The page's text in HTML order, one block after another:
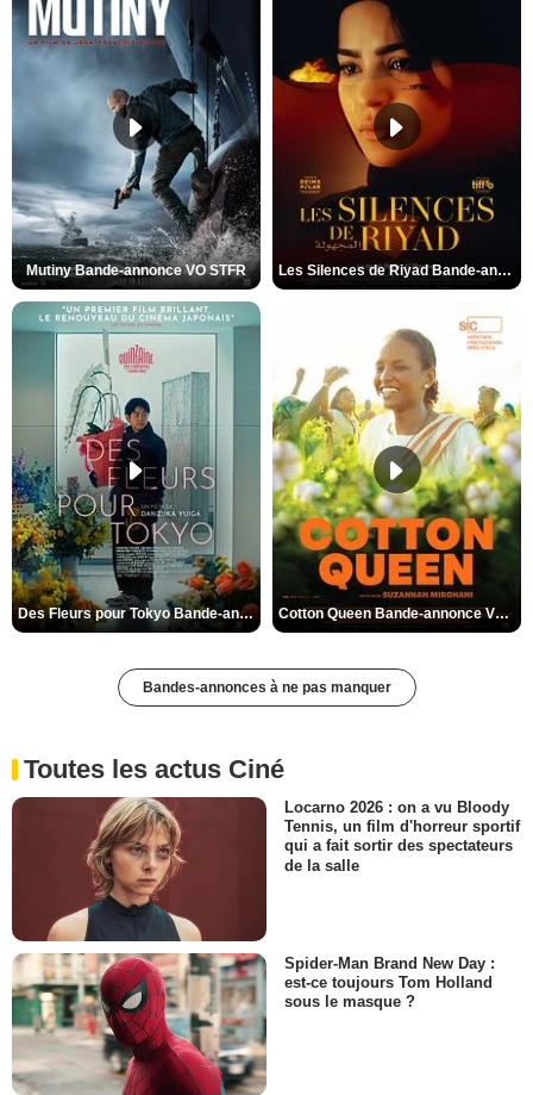
Mutiny Bande-annonce VO STFR Les Silences de Riyad Bande-annonce VO STFR
Des Fleurs pour Tokyo Bande-annonce VO STFR Cotton Queen Bande-annonce VO STFR
Bandes-annonces à ne pas manquer
Toutes les actus Ciné
Locarno 2026 : on a vu Bloody
Tennis, un film d'horreur sportif
qui a fait sortir des spectateurs
de la salle
Spider-Man Brand New Day :
est-ce toujours Tom Holland
sous le masque ?